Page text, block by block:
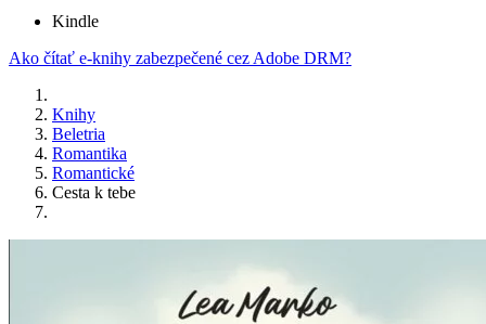
Kindle
Ako čítať e-knihy zabezpečené cez Adobe DRM?
Knihy
Beletria
Romantika
Romantické
Cesta k tebe